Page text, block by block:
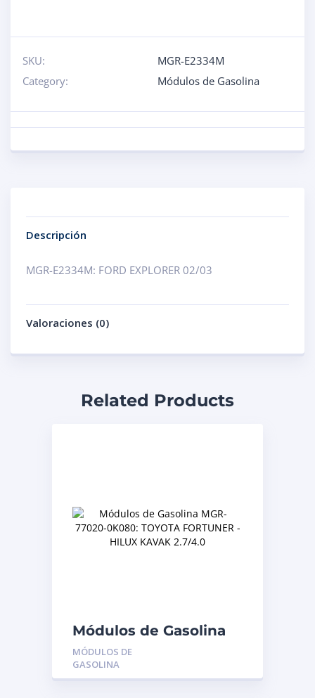
SKU:
MGR-E2334M
Category:
Módulos de Gasolina
Descripción
MGR-E2334M: FORD EXPLORER 02/03
Valoraciones (0)
Related Products
Módulos de Gasolina
MGR-77020-0K080:
TOYOTA FORTUNER –
HILUX KAVAK 2.7/4.0
MÓDULOS DE
GASOLINA